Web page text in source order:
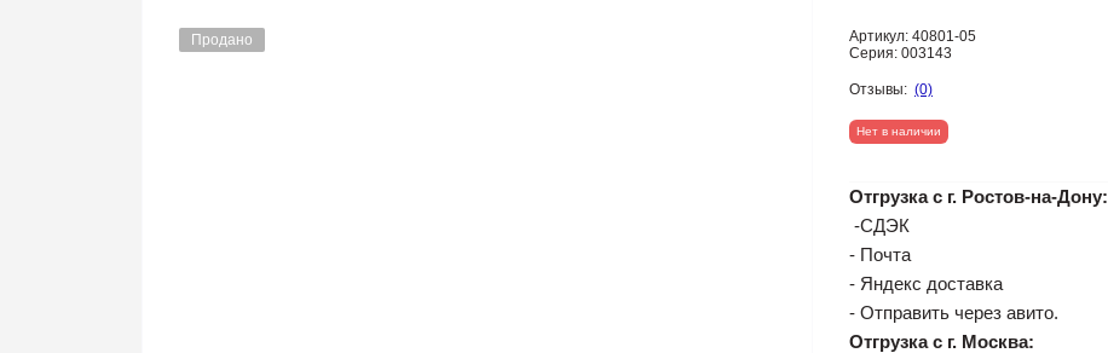
Продано Артикул: 40801-05
Серия: 003143
Отзывы: (0)
Нет в наличии
Отгрузка с г. Ростов-на-Дону:
-СДЭК
- Почта
- Яндекс доставка
- Отправить через авито.
Отгрузка с г. Москва: